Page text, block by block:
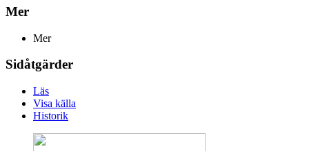
Mer
Mer
Sidåtgärder
Läs
Visa källa
Historik